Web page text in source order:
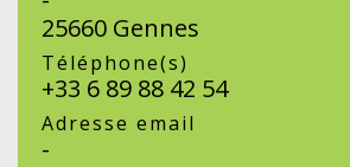
25660 Gennes
Téléphone(s)
+33 6 89 88 42 54
Adresse email
-